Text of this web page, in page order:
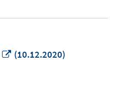
In
(10.12.2020)